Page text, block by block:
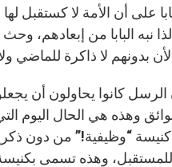
على أن الأمة لا كستقبل
نبه البابا من إبعادهم،
الرسل كانوا يحاولون أن
وهذه هي الحال اليوم
كنيسة “وظيفية!” من دون
وهذه تسمى